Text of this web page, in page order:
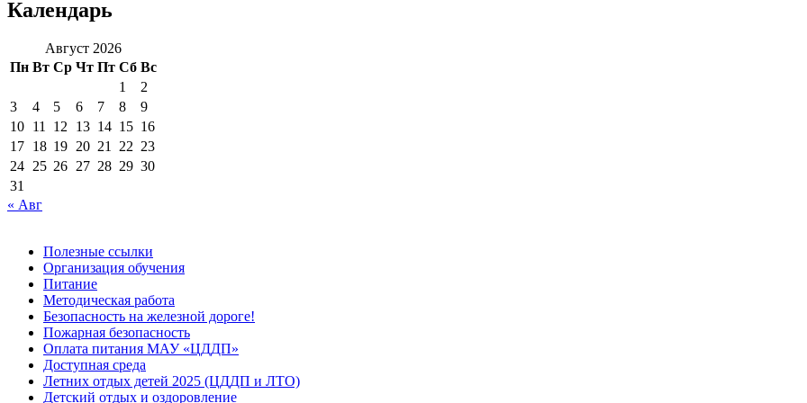
Календарь
Август 2026
Пн Вт Ср Чт Пт Сб Вс
1
2
3
4 5 6 7 8
9
10 11 12 13 14 15 16
17 18 19 20 21 22 23
24 25 26 27 28 29 30
31
« Авг
Полезные ссылки
Организация обучения
Питание
Методическая работа
Безопасность на железной дороге!
Пожарная безопасность
Оплата питания МАУ «ЦДДП»
Доступная среда
Летних отдых детей 2025 (ЦДДП и ЛТО)
Детский отдых и оздоровление